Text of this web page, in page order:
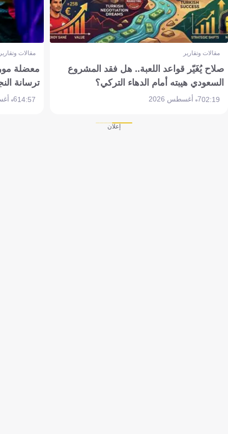
مقالات وتقارير
صلاح يُغَيّر قواعد اللعبة.. هل فقد المشروع
السعودي هيبته أمام الدهاء التركي؟
02:197 أغسطس 2026
مقالات
معضلة
ترسانة
14:576 أغسطس 2026
إعلان